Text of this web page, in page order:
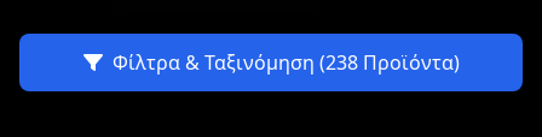
Φίλτρα & Ταξινόμηση (238 Προϊόντα)